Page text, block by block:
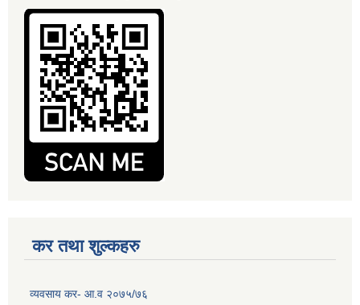
कर तथा शुल्कहरु
व्यवसाय कर- आ.व २०७५/७६